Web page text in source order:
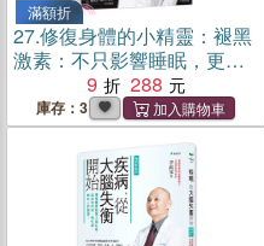
滿額折
27.修復身體的小精靈：褪黑
激素：不只影響睡眠，更幫
助抗老、防癌、保骨、止痛
9 288
庫存：3